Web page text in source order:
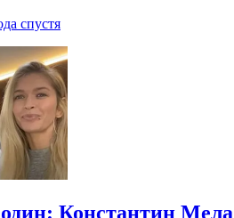
спустя
Константин